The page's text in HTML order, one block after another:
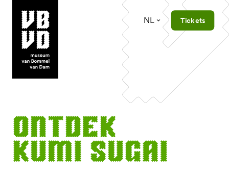
museum van Bommel van Dam
NL Tickets
Ont­dek
Kumi Sugai